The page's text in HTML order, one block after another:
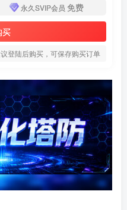
永久SVIP会员 免费
买
登陆后购买，可保存购买订单